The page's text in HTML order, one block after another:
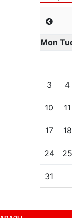
Mon
3 4
10 11
17 18
24 25
31